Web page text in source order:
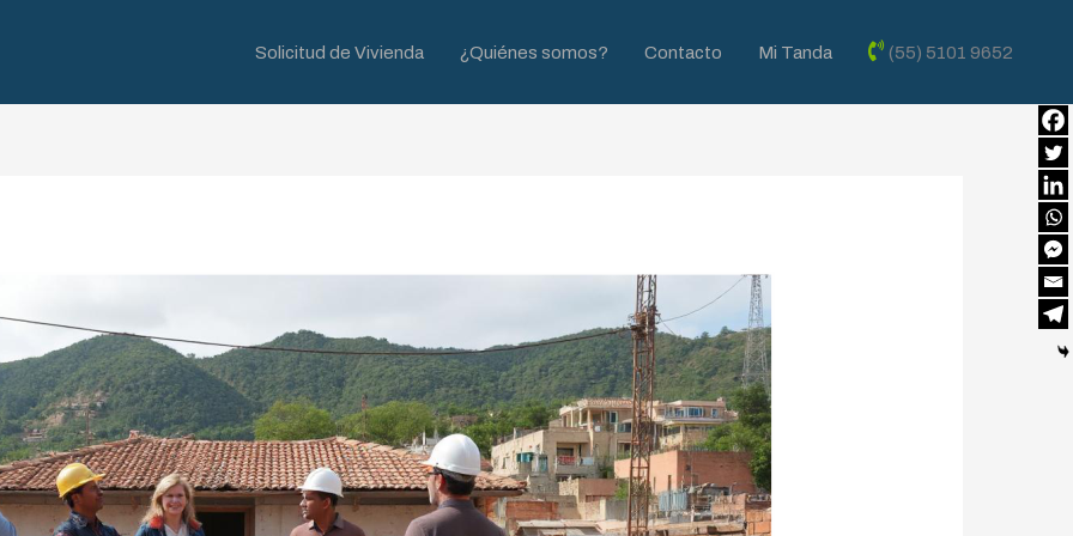
Solicitud de Vivienda ¿Quiénes somos? Contacto Mi Tanda (55) 5101 9652